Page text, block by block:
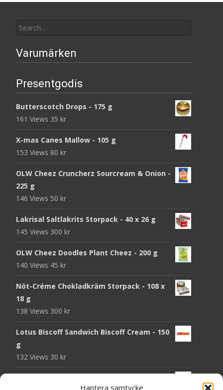
Hantera samtycke
for:
Varumärken
Presentgodis
Butterscotch Drops - 175 g
161 Views 35 kr
X-mas Canes Mallow - 105 g
153 Views 80 kr
OLW Cheez Cruncherz Sourcream & Onion -
225 g
146 Views 50 kr
Lakrisal Saltlakrits Storpack - 40 x 26 g
145 Views 300 kr
OLW Cheez Doodles Plant Cheez - 200 g
140 Views 45 kr
Nöt-Créme Chokladkräm Storpack - 108 x
18 g
138 Views 300 kr
Lotus Biscoff Sandwich Biscoff Cream - 150
g
132 Views 30 kr